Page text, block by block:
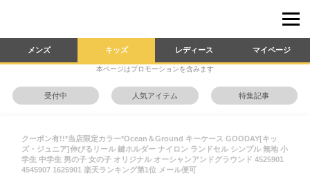
メンズ キッズ レディース マイページ
本ページはプロモーションを含みます
受付中 人気アイテム 特集記事
クーポン有!!*当店限定カラー*Ocean＆Ground キーケース GOODAY[キッ
ズ・ジュニア]伸びるリール 鍵ホルダー ナイロン ランドセル シンプル 無地 小
学生 中学生 男の子 女の子 オリジナル オーシャンアンドグラウンド 4525901
4545907 1625901 楽天ランキング第1位 メール便可